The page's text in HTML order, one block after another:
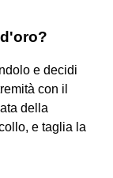
e decidi
con il
della
e taglia la